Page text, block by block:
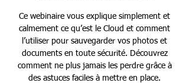
Ce webinaire vous explique simplement et
calmement ce qu’est le Cloud et comment
l’utiliser pour sauvegarder vos photos et
documents en toute sécurité. Découvrez
comment ne plus jamais les perdre grâce à
des astuces faciles à mettre en place.